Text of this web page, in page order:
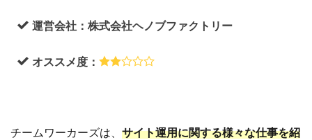
運営会社：株式会社ヘノブファクトリー
オススメ度：
チームワーカーズは、 サイト運用に関する様々な仕事を紹